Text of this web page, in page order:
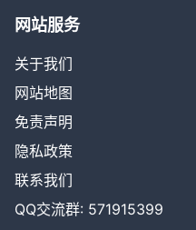
网站服务
关于我们
网站地图
免责声明
隐私政策
联系我们
QQ交流群: 571915399